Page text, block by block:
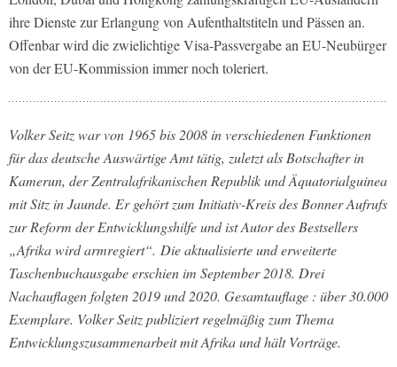
ihre Dienste zur Erlangung von Aufenthaltstiteln und Pässen an.
Offenbar wird die zwielichtige Visa-Passvergabe an EU-Neubürger
von der EU-Kommission immer noch toleriert.
Volker Seitz war von 1965 bis 2008 in verschiedenen Funktionen
für das deutsche Auswärtige Amt tätig, zuletzt als Botschafter in
Kamerun, der Zentralafrikanischen Republik und Äquatorialguinea
mit Sitz in Jaunde. Er gehört zum Initiativ-Kreis des Bonner Aufrufs
zur Reform der Entwicklungshilfe und ist Autor des Bestsellers
„Afrika wird armregiert“. Die aktualisierte und erweiterte
Taschenbuchausgabe erschien im September 2018. Drei
Nachauflagen folgten 2019 und 2020. Gesamtauflage : über 30.000
Exemplare. Volker Seitz publiziert regelmäßig zum Thema
Entwicklungszusammenarbeit mit Afrika und hält Vorträge.